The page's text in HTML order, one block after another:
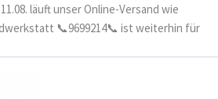
läuft unser Online-Versand wie
📞9699214📞 ist weiterhin für